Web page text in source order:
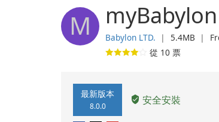
M Babylon LTD. ❘ 5.4MB ❘
從 10 票
最新版本
8.0.0 安全安裝